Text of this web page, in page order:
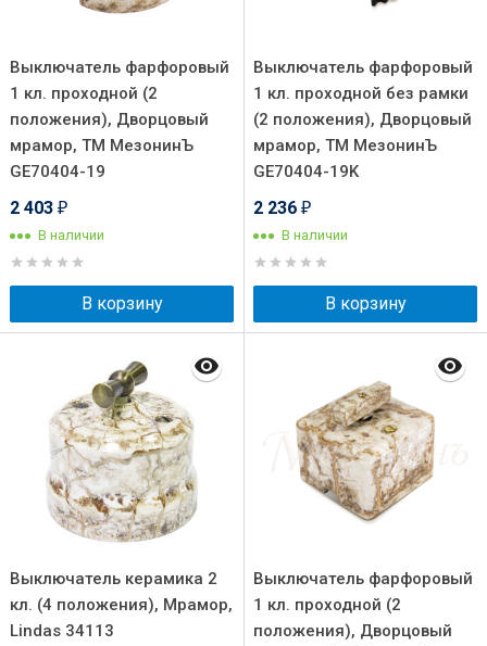
Выключатель фарфоровый
1 кл. проходной (2
положения), Дворцовый
мрамор, ТМ МезонинЪ
GE70404-19
2 403 ₽
В наличии
В корзину
Выключатель фарфоровый
1 кл. проходной без рамки
(2 положения), Дворцовый
мрамор, ТМ МезонинЪ
GE70404-19K
2 236 ₽
В наличии
В корзину
Выключатель керамика 2
кл. (4 положения), Мрамор,
Lindas 34113
Выключатель фарфоровый
1 кл. проходной (2
положения), Дворцовый